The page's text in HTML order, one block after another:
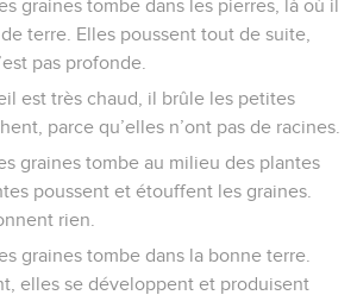
graines tombe dans les pierres, là où il
terre. Elles poussent tout de suite,
pas profonde.
est très chaud, il brûle les petites
parce qu’elles n’ont pas de racines.
graines tombe au milieu des plantes
poussent et étouffent les graines.
rien.
graines tombe dans la bonne terre.
elles se développent et produisent